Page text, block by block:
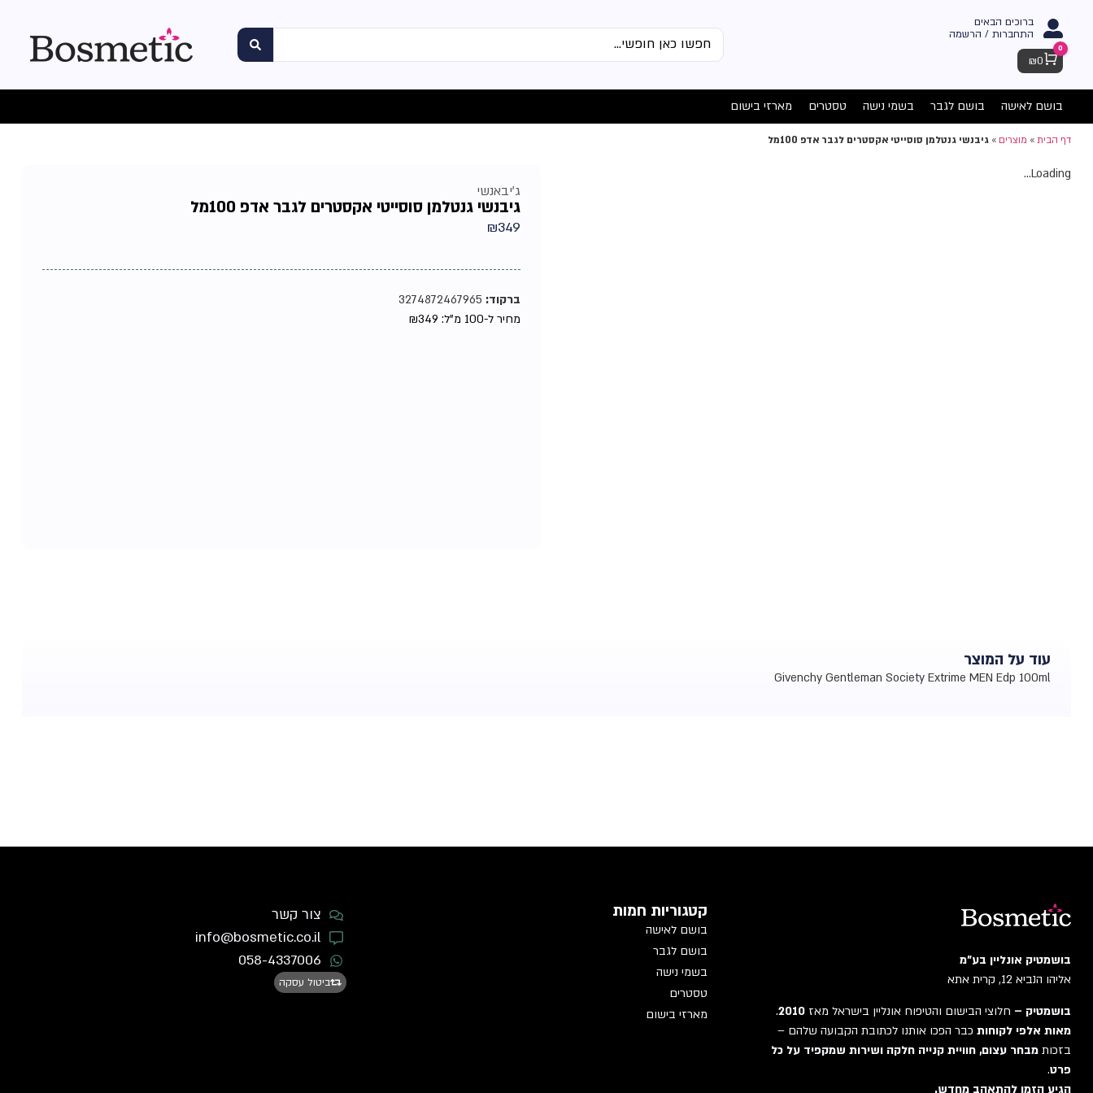
ברוכים הבאים
התחברות / הרשמה
Cart
0
₪0
בושם לאישה בושם לגבר בשמי נישה טסטרים מארזי בישום
דף הבית» מוצרים» גיבנשי גנטלמן סוסייטי אקסטרים לגבר אדפ 100מל
Loading...
ג'יבאנשי
גיבנשי גנטלמן סוסייטי אקסטרים לגבר אדפ 100מל
₪349
ברקוד:
מחיר ל-100 מ"ל:
₪349
עוד על המוצר
Givenchy Gentleman Society Extrime MEN Edp 100ml
בושמטיק אונליין בע"מ
אליהו הנביא 12, קרית אתא
בושמטיק – חלוצי הבישום והטיפוח אונליין בישראל מאז 2010
.
מאות אלפי לקוחות כבר הפכו אותנו לכתובת הקבועה שלהם –
בזכות מבחר עצום, חוויית קנייה חלקה ושירות שמקפיד על כל
פרט.
הגיע הזמן להתאהב מחדש.
קטגוריות חמות
בושם לאישה
בושם לגבר
בשמי נישה
טסטרים
מארזי בישום
צור קשר
info@bosmetic.co.il
058-4337006
ביטול עסקה